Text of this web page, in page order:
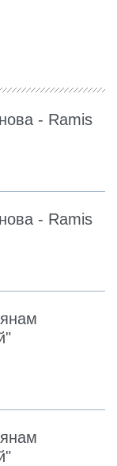
- Ramis
- Ramis